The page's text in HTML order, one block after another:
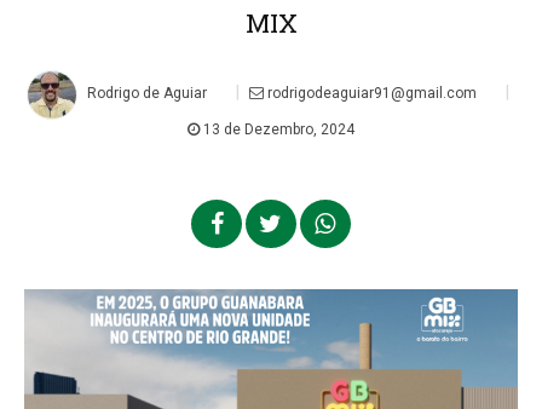
MIX
Rodrigo de Aguiar rodrigodeaguiar91@gmail.com
13 de Dezembro, 2024